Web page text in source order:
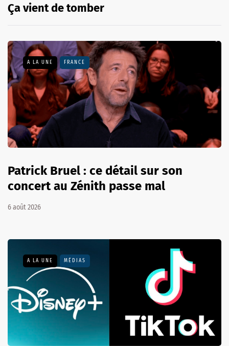
Ça vient de tomber
A LA UNE FRANCE
Patrick Bruel : ce détail sur son
concert au Zénith passe mal
6 août 2026
A LA UNE MÉDIAS